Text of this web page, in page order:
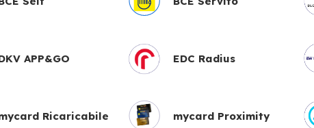
APP&GO EDC Radius
Ricaricabile mycard Proximity